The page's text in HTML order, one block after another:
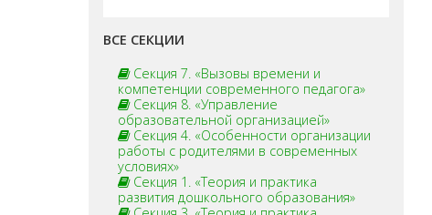
ВСЕ СЕКЦИИ
Секция 7. «Вызовы времени и
компетенции современного педагога»
Секция 8. «Управление
образовательной организацией»
Секция 4. «Особенности организации
работы с родителями в современных
условиях»
Секция 1. «Теория и практика
развития дошкольного образования»